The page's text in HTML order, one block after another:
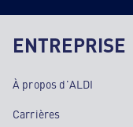
ENTREPRISE
À propos d'ALDI
Carrières